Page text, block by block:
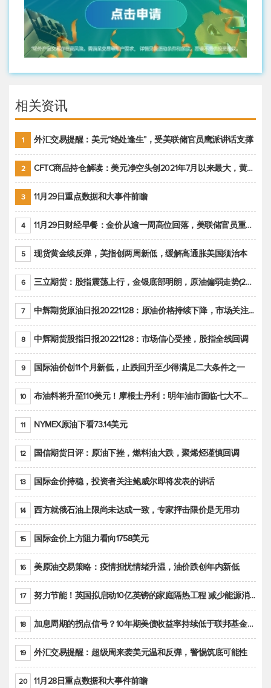
相关资讯
1 外汇交易提醒：美元“绝处逢生”，受美联储官员鹰派讲话支撑
2 CFTC商品持仓解读：美元净空头创2021年7月以来最大，黄金期货投机性净多头头寸减少
3 11月29日重点数据和大事件前瞻
4 11月29日财经早餐：金价从逾一周高位回落，美联储官员重申鹰派立场推动美元回升
5 现货黄金续反弹，美指创两周新低，缓解高通胀美国须治本
6 三立期货：股指震荡上行，金银底部明朗，原油偏弱走势(20221128收评)
7 中辉期货原油日报20221128：原油价格持续下降，市场关注OPEC+新一轮产能政策
8 中辉期货股指日报20221128：市场信心受挫，股指全线回调
9 国际油价创11个月新低，止跌回升至少得满足二大条件之一
10 布油料将升至110美元！摩根士丹利：明年油市面临七大不确定性
11 NYMEX原油下看73.14美元
12 国信期货日评：原油下挫，燃料油大跌，聚烯烃谨慎回调
13 国际金价持稳，投资者关注鲍威尔即将发表的讲话
14 西方就俄石油上限尚未达成一致，专家抨击限价是无用功
15 国际金价上方阻力看向1758美元
16 美原油交易策略：疫情担忧情绪升温，油价跌创年内新低
17 努力节能！英国拟启动10亿英镑的家庭隔热工程 减少能源消耗
18 加息周期的拐点信号？10年期美债收益率持续低于联邦基金利率目标区间
19 外汇交易提醒：超级周来袭美元温和反弹，警惕筑底可能性
20 11月28日重点数据和大事件前瞻